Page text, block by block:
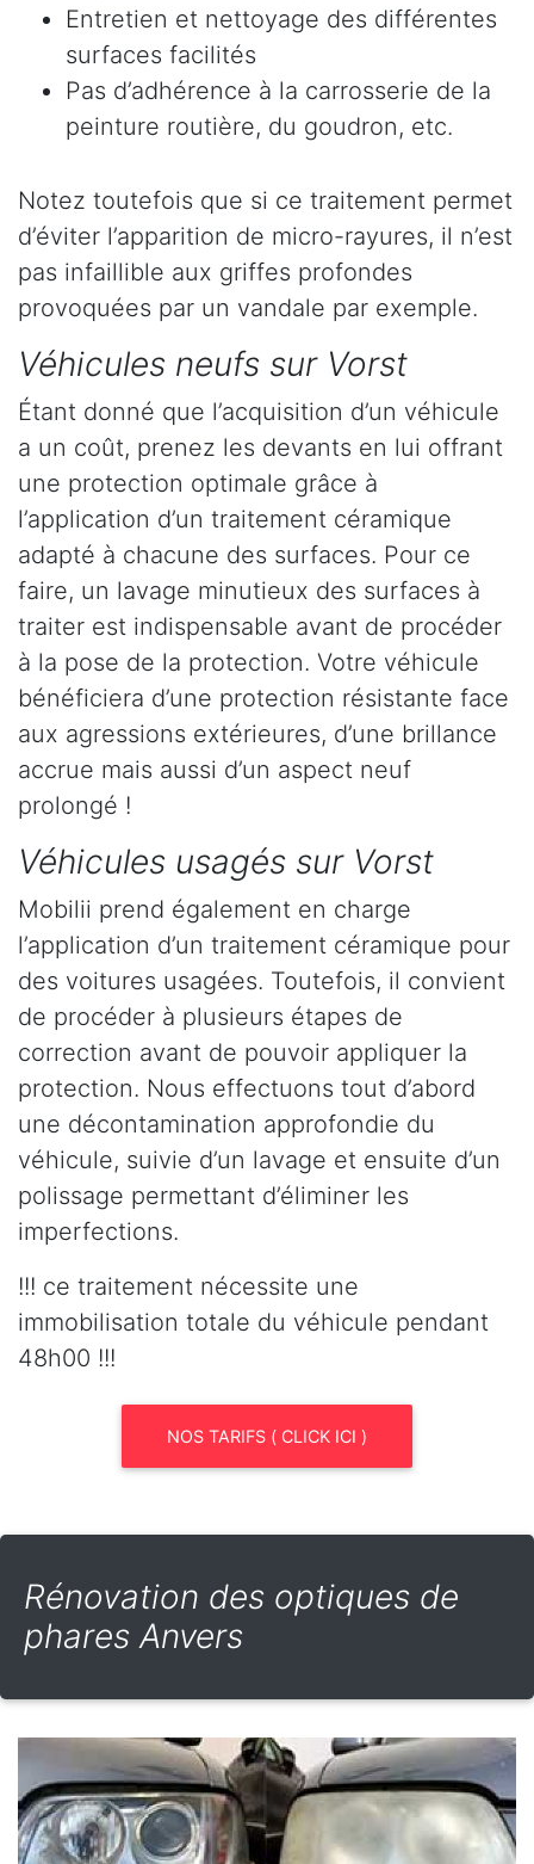
Entretien et nettoyage des différentes
surfaces facilités
Pas d’adhérence à la carrosserie de la
peinture routière, du goudron, etc.
Notez toutefois que si ce traitement permet
d’éviter l’apparition de micro-rayures, il n’est
pas infaillible aux griffes profondes
provoquées par un vandale par exemple.
Véhicules neufs sur Vorst
Étant donné que l’acquisition d’un véhicule
a un coût, prenez les devants en lui offrant
une protection optimale grâce à
l’application d’un traitement céramique
adapté à chacune des surfaces. Pour ce
faire, un lavage minutieux des surfaces à
traiter est indispensable avant de procéder
à la pose de la protection. Votre véhicule
bénéficiera d’une protection résistante face
aux agressions extérieures, d’une brillance
accrue mais aussi d’un aspect neuf
prolongé !
Véhicules usagés sur Vorst
Mobilii prend également en charge
l’application d’un traitement céramique pour
des voitures usagées. Toutefois, il convient
de procéder à plusieurs étapes de
correction avant de pouvoir appliquer la
protection. Nous effectuons tout d’abord
une décontamination approfondie du
véhicule, suivie d’un lavage et ensuite d’un
polissage permettant d’éliminer les
imperfections.
!!! ce traitement nécessite une
immobilisation totale du véhicule pendant
48h00 !!!
NOS TARIFS ( CLICK ICI )
Rénovation des optiques de
phares Anvers